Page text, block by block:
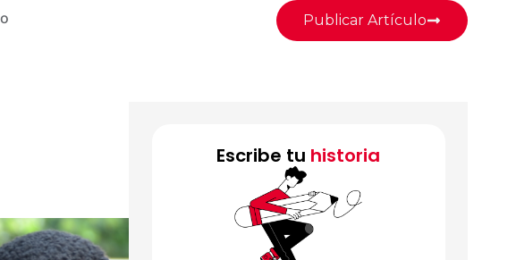
Publicar Artículo
Escribe tu historia